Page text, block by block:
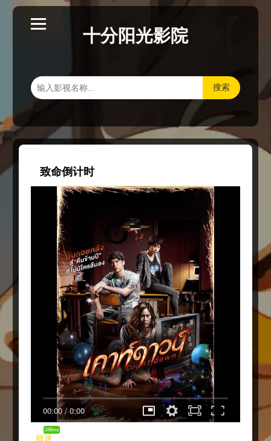
十分阳光影院
搜索
致命倒计时
00:00/0:00
极速
249ms